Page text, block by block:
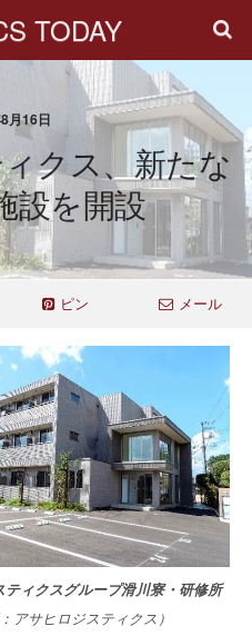
TODAY
月16日
クス、新たな
設を開設
ピン メール
ィクスグループ滑川寮・研修所
：アサヒロジスティクス）